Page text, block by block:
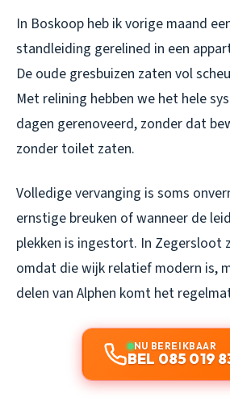
In Boskoop heb ik vorige maand
standleiding gerelined in een
De oude gresbuizen zaten vol
Met relining hebben we het hele
dagen gerenoveerd, zonder dat
zonder toilet zaten.
Volledige vervanging is soms
ernstige breuken of wanneer de
plekken is ingestort. In Zegersloot
omdat die wijk relatief modern is,
delen van Alphen komt het
NU BEREIKBAAR
BEL 085 019